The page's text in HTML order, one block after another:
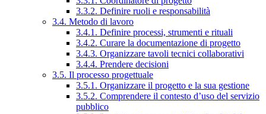
3.3.2. Definire ruoli e responsabilità
3.4. Metodo di lavoro
3.4.1. Definire processi, strumenti e rituali
3.4.2. Curare la documentazione di progetto
3.4.3. Organizzare tavoli tecnici collaborativi
3.4.4. Prendere decisioni
3.5. Il processo progettuale
3.5.1. Organizzare il progetto e la sua gestione
3.5.2. Comprendere il contesto d’uso del servizio
pubblico